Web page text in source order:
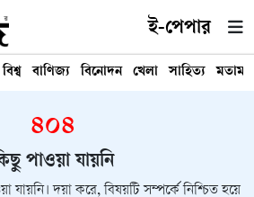
ই-পেপার
বিশ্ব বাণিজ্য বিনোদন খেলা সাহিত্য মতামত
৪০৪
পাওয়া যায়নি
দয়া করে, বিষয়টি সম্পর্কে নিশ্চিত হয়ে